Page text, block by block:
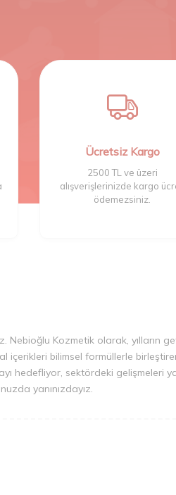
Ücretsiz Kargo
2500 TL ve üzeri
alışverişlerinizde kargo
ödemezsiniz.
Kozmetik olarak, yılların
içerikleri bilimsel formüllerle
hedefliyor, sektördeki gelişmeleri
yanınızdayız.